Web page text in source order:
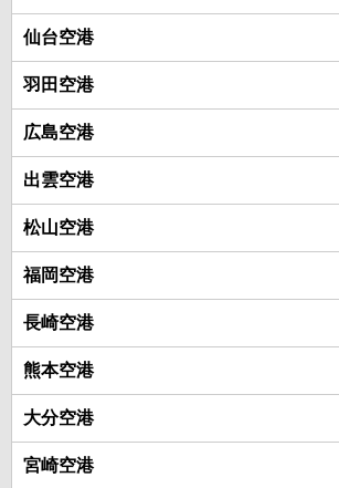
仙台空港
羽田空港
広島空港
出雲空港
松山空港
福岡空港
長崎空港
熊本空港
大分空港
宮崎空港